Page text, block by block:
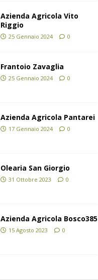
Azienda Agricola Vito
Riggio
25 Gennaio 2024 0
Frantoio Zavaglia
25 Gennaio 2024 0
Azienda Agricola Pantarei
17 Gennaio 2024 0
Olearia San Giorgio
31 Ottobre 2023 0
Azienda Agricola Bosco385
15 Agosto 2023 0